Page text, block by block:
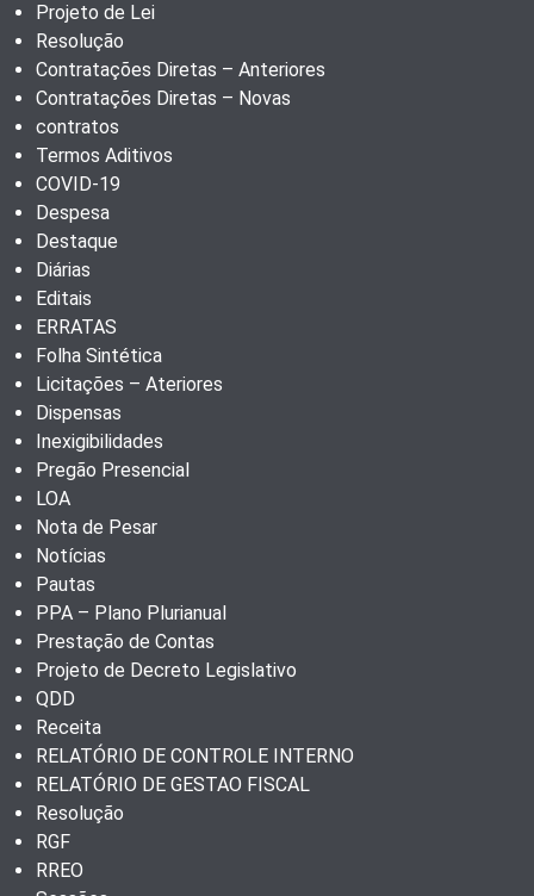
Projeto de Lei
Resolução
Contratações Diretas – Anteriores
Contratações Diretas – Novas
contratos
Termos Aditivos
COVID-19
Despesa
Destaque
Diárias
Editais
ERRATAS
Folha Sintética
Licitações – Ateriores
Dispensas
Inexigibilidades
Pregão Presencial
LOA
Nota de Pesar
Notícias
Pautas
PPA – Plano Plurianual
Prestação de Contas
Projeto de Decreto Legislativo
QDD
Receita
RELATÓRIO DE CONTROLE INTERNO
RELATÓRIO DE GESTAO FISCAL
Resolução
RGF
RREO